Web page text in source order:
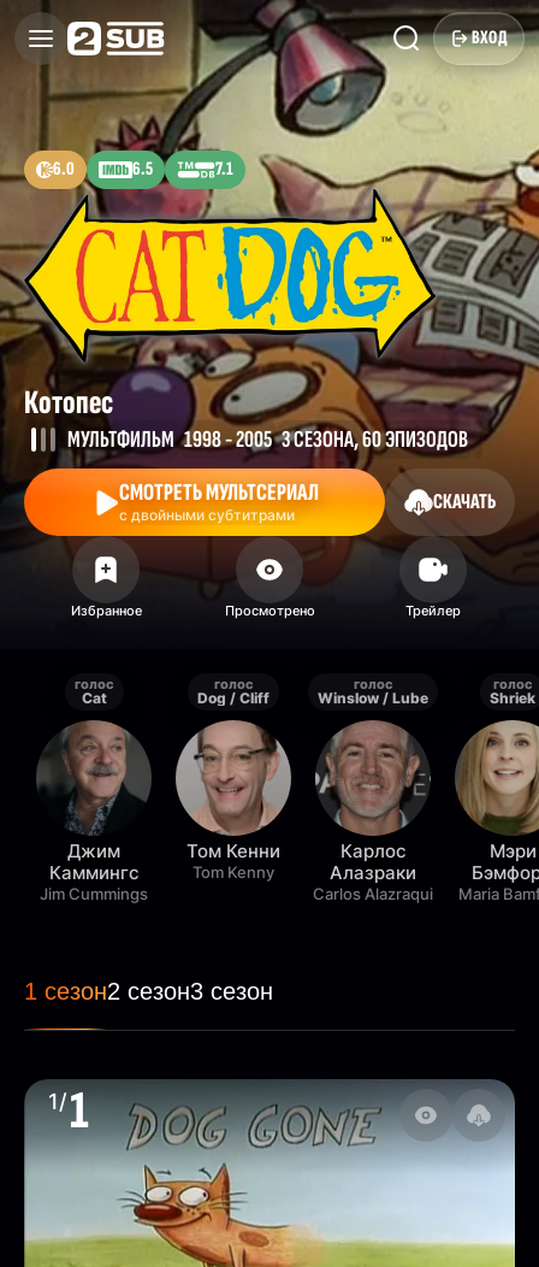
ВХОД
6.0 6.5 7.1
Котопес
МУЛЬТФИЛЬМ 1998 - 2005 3 СЕЗОНА, 60 ЭПИЗОДОВ
СМОТРЕТЬ МУЛЬТСЕРИАЛ
с двойными субтитрами
СКАЧАТЬ
голос
Cat
Джим
Каммингс
Jim Cummings
голос
Dog / Cliff
Том Кенни
Tom Kenny
голос
Winslow / Lube
Карлос
Алазраки
Carlos Alazraqui
голос
Shriek
Мэри
Maria
1 сезон2 сезон3 сезон
1/1